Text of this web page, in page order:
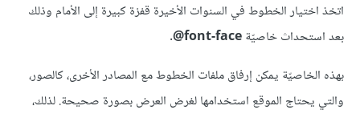
اتخذ اختيار الخطوط في السنوات الأخيرة قفزة كبيرة إلى الأمام وذلك
بعد استحداث خاصيّةfont-face@
.
بهذه الخاصيّة يمكن إرفاق ملفات الخطوط مع المصادر الأخرى، كالصور،
والتي يحتاج الموقع استخدامها لغرض العرض بصورة صحيحة. لذلك،